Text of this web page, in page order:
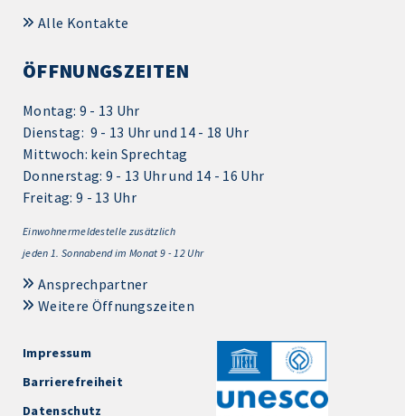
Alle Kontakte
ÖFFNUNGSZEITEN
Montag: 9 - 13 Uhr
Dienstag: 9 - 13 Uhr und 14 - 18 Uhr
Mittwoch: kein Sprechtag
Donnerstag: 9 - 13 Uhr und 14 - 16 Uhr
Freitag: 9 - 13 Uhr
Einwohnermeldestelle zusätzlich
jeden 1. Sonnabend im Monat 9 - 12 Uhr
Ansprechpartner
Weitere Öffnungszeiten
Impressum
Barrierefreiheit
Datenschutz